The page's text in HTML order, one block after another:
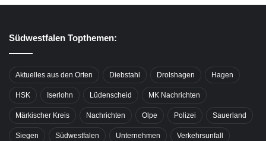
Südwestfalen Topthemen:
Aktuelles aus den Orten Diebstahl Drolshagen Hagen
HSK Iserlohn Lüdenscheid MK Nachrichten
Märkischer Kreis Nachrichten Olpe Polizei Sauerland
Siegen Südwestfalen Unternehmen Verkehrsunfall